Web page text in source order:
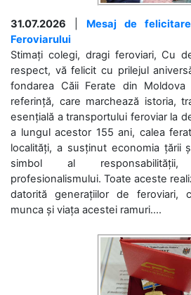
31.07.2026
Mesaj de
Feroviarului
Stimați colegi, dragi feroviari, Cu
respect, vă felicit cu prilejul
fondarea Căii Ferate din
referință, care marchează istoria,
esențială a transportului feroviar la
a lungul acestor 155 ani, calea
localități, a susținut economia țării
simbol al
profesionalismului. Toate aceste
datorită generațiilor de feroviari,
munca și viața acestei ramuri....